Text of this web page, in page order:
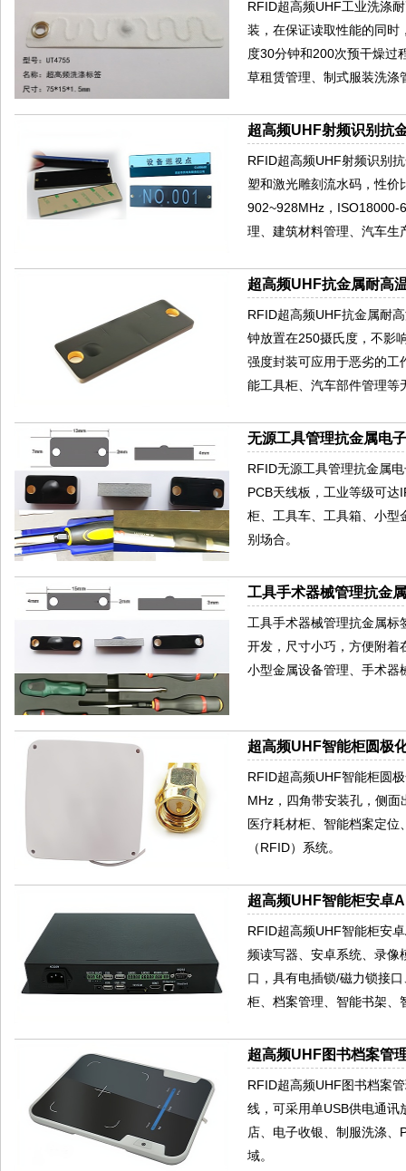
RFID超高频UHF工业洗涤
装，在保证读取性能的同时
度30分钟和200次预干燥过
草租赁管理、制式服装洗涤
超高频UHF射频识别抗
RFID超高频UHF射频识别
塑和激光雕刻流水码，性
902~928MHz，ISO18000-
理、建筑材料管理、汽车生
超高频UHF抗金属耐高
RFID超高频UHF抗金属耐
钟放置在250摄氏度，不影
强度封装可应用于恶劣的工
能工具柜、汽车部件管理等
无源工具管理抗金属电
RFID无源工具管理抗金属
PCB天线板，工业等级可
柜、工具车、工具箱、小型
别场合。
工具手术器械管理抗金
工具手术器械管理抗金属
开发，尺寸小巧，方便附着
小型金属设备管理、手术器
超高频UHF智能柜圆极
RFID超高频UHF智能柜圆
MHz，四角带安装孔，侧
医疗耗材柜、智能档案定
（RFID）系统。
超高频UHF智能柜安卓
RFID超高频UHF智能柜安
频读写器、安卓系统、录像
口，具有电插锁/磁力锁接
柜、档案管理、智能书架、
超高频UHF图书档案管
RFID超高频UHF图书档案
线，可采用单USB供电通讯
店、电子收银、制服洗涤
域。